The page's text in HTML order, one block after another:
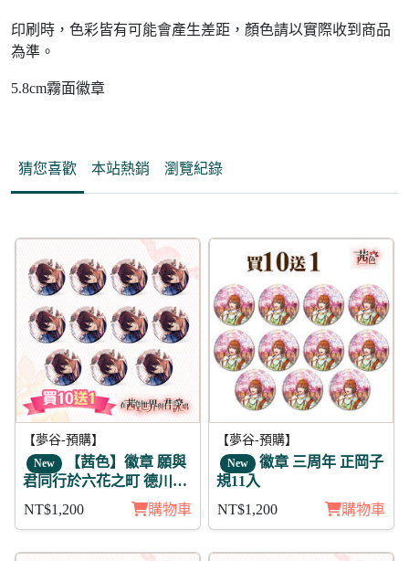
印刷時，色彩皆有可能會產生差距，顏色請以實際收到商品
為準。
5.8cm霧面徽章
猜您喜歡 本站熱銷 瀏覽紀錄
【夢谷-預購】
New 【茜色】徽章 願與
君同行於六花之町 德川家
NT$1,200 購物車
【夢谷-預購】
New 徽章 三周年 正岡子
規11入
NT$1,200
購物車